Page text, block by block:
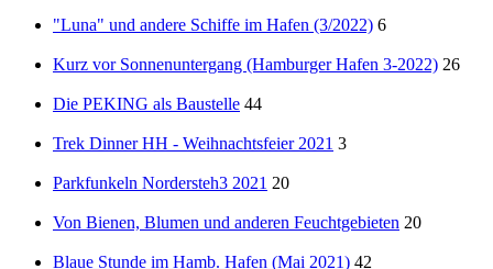
"Luna" und andere Schiffe im Hafen (3/2022) 6
Kurz vor Sonnenuntergang (Hamburger Hafen 3-2022) 26
Die PEKING als Baustelle 44
Trek Dinner HH - Weihnachtsfeier 2021 3
Parkfunkeln Nordersteh3 2021 20
Von Bienen, Blumen und anderen Feuchtgebieten 20
Blaue Stunde im Hamb. Hafen (Mai 2021) 42